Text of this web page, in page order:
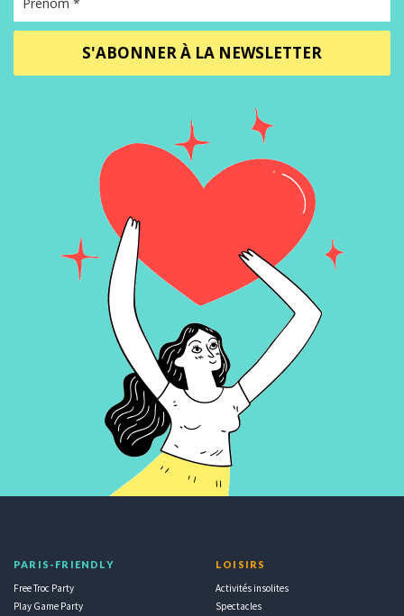
S'ABONNER À LA NEWSLETTER
PARIS-FRIENDLY
Free Troc Party
Play Game Party
LOISIRS
Activités insolites
Spectacles